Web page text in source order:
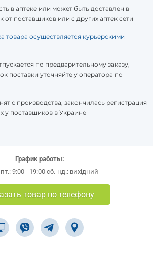
в аптеке или может быть доставлен в
от поставщиков или с других аптек сети
товара осуществляется курьерскими
по предварительному заказу,
поставки уточняйте у оператора по
с производства, закончилась регистрация
у поставщиков в Украине
График работы:
9:00 - 19:00 сб.-нд.: вихідний
товар по телефону